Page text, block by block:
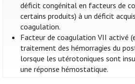
déficit congénital en facteurs de
certains produits) à un déficit
coagulation.
Facteur de coagulation VII activé
traitement des hémorragies du
lorsque les utérotoniques sont
une réponse hémostatique.